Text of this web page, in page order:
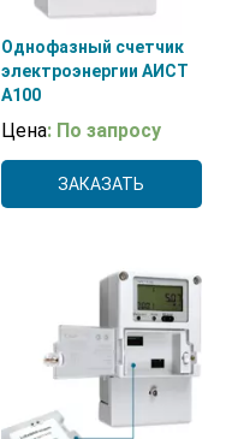
Однофазный счетчик
электроэнергии АИСТ
А100
Цена: По запросу
ЗАКАЗАТЬ